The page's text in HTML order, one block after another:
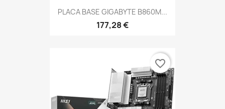
PLACA BASE GIGABYTE B860M...
177,28 €
favorite_border